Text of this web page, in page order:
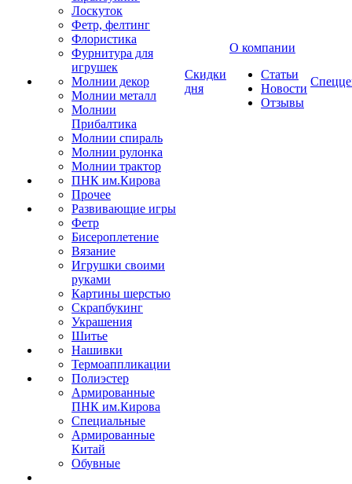
Лоскуток
Фетр, фелтинг
Флористика
Фурнитура для
игрушек
Молнии декор
Молнии металл
Молнии
Прибалтика
Молнии спираль
Молнии рулонка
Молнии трактор
ПНК им.Кирова
Прочее
Развивающие игры
Фетр
Бисероплетение
Вязание
Игрушки своими
руками
Картины шерстью
Скрапбукинг
Украшения
Шитье
Нашивки
Термоаппликации
Полиэстер
Армированные
ПНК им.Кирова
Специальные
Армированные
Китай
Обувные
Скидки
дня
О компании
Статьи
Новости
Отзывы